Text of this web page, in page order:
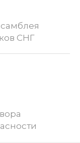
СНГ